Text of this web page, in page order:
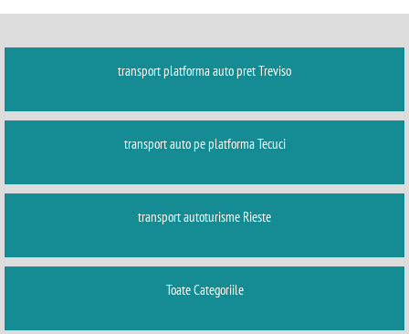
transport platforma auto pret Treviso
transport auto pe platforma Tecuci
transport autoturisme Rieste
Toate Categoriile